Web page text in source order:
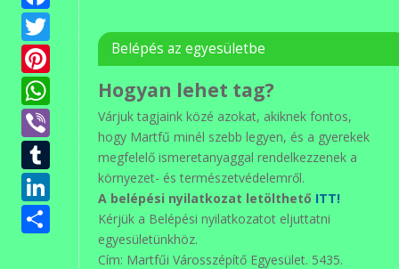
Twitter
Pinterest
WhatsApp
Viber
Tumblr
LinkedIn
Ossza
meg
Belépés az egyesületbe
Hogyan lehet tag?
Várjuk tagjaink közé azokat, akiknek fontos,
hogy Martfű minél szebb legyen, és a gyerekek
megfelelő ismeretanyaggal rendelkezzenek a
környezet- és természetvédelemről.
A belépési nyilatkozat letölthető ITT!
Kérjük a Belépési nyilatkozatot eljuttatni
egyesületünkhöz.
Cím: Martfűi Városszépítő Egyesület. 5435.